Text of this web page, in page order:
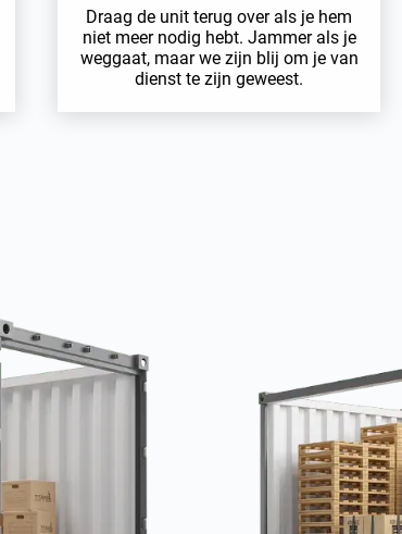
Draag de unit terug over als je hem
niet meer nodig hebt. Jammer als je
weggaat, maar we zijn blij om je van
dienst te zijn geweest.